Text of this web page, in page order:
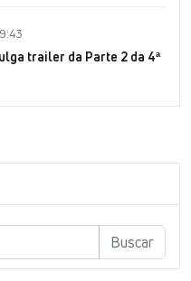
trailer da Parte 2 da 4ª